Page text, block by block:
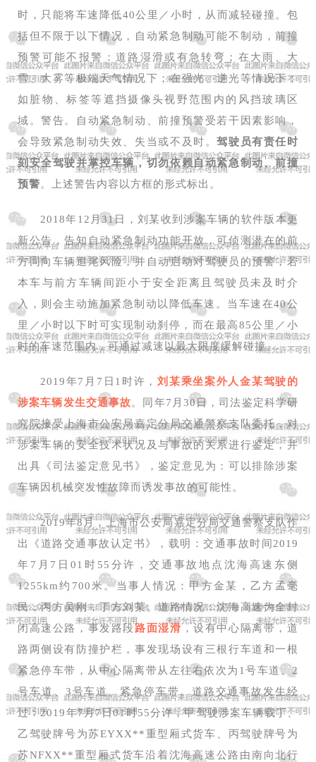
时，只能将车速降低40公里／小时，从而减轻碰撞。包
括但不限于以下情况，自动紧急制动可能不制动，前撞
预警可能不报警：道路湿滑或有急转弯；在大雨、大
雪、大雾等极端天气情况下；在强光、逆光等情况下；
如脏物、标签等遮挡摄像头视野范围内的风挡玻璃区
域。警告。自动紧急制动、前撞预警受若干因素影响，
会导致紧急制动失效、失当或不及时。驾驶员有责任时
刻安全驾驶并掌控车辆，切勿依赖自动紧急制动、前撞
预警。上述警告内容以方框的形式标出。
2018年12月31日，刘某收到涉案车辆的软件版本更
新公告，告知自动紧急制动功能开放，可侦测潜在的前
方同向车辆追尾风险，并自动启动对驾驶员的预警，若
本车与前方车辆间距小于安全距离且驾驶员未及时介
入，则会主动施加紧急制动以降低车速。当车速在40公
里／小时以下时可实现制动刹停，而在最高85公里／小
时的车速范围内，可通过减速以最大限度缓解碰撞。
2019年7月7日1时许，刘某乘坐案外人金某驾驶的
涉案车辆发生交通事故。同年7月30日，司法鉴定科学研
究院接受上海市公安局嘉定分局交通警察支队委托，对
涉案车辆的安全技术状况及与事故的关系进行鉴定，并
出具《司法鉴定意见书》，鉴定意见为：可以排除涉案
车辆因机械突发性故障而诱发事故的可能性。
2019年8月，上海市公安局嘉定分局交通警察支队作
出《道路交通事故认定书》，载明：交通事故时间2019
年7月7日01时55分许，交通事故地点沈海高速东侧
1255km约700米。当事人情况：甲方金某，乙方孟毫
民，丙方吴刚，丁方刘某。道路情况：沈海高速为全封
闭高速公路，事发路段路面湿滑，设有中心隔离带，道
路两侧设有防撞护栏，事发现场设有三根行车道和一根
紧急停车带，从中心隔离带从左往右依次为1号车道、2
号车道、3号车道、紧急停车带。道路交通事故发生经
过：2019年7月7日01时55分许，甲驾驶涉案车辆载丁、
乙驾驶牌号为苏EYXX**重型厢式货车、丙驾驶牌号为
苏NFXX**重型厢式货车沿着沈海高速公路由南向北行